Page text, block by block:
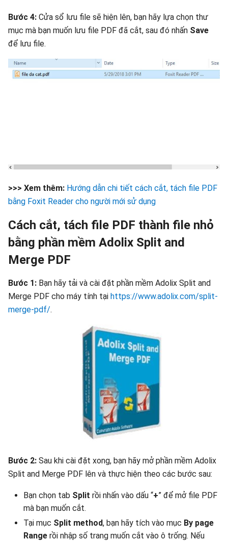
Bước 4: Cửa sổ lưu file sẽ hiện lên, bạn hãy lựa chọn thư
mục mà bạn muốn lưu file PDF đã cắt, sau đó nhấn Save
để lưu file.
>>> Xem thêm: Hướng dẫn chi tiết cách cắt, tách file PDF
bằng Foxit Reader cho người mới sử dụng
Cách cắt, tách file PDF thành file nhỏ
bằng phần mềm Adolix Split and
Merge PDF
Bước 1: Bạn hãy tải và cài đặt phần mềm Adolix Split and
Merge PDF cho máy tính tại https://www.adolix.com/split-
merge-pdf/.
Bước 2: Sau khi cài đặt xong, bạn hãy mở phần mềm Adolix
Split and Merge PDF lên và thực hiện theo các bước sau:
Bạn chọn tab Split rồi nhấn vào dấu “+” để mở file PDF
mà bạn muốn cắt.
Tại mục Split method, bạn hãy tích vào mục By page
Range rồi nhập số trang muốn cắt vào ô trống. Nếu